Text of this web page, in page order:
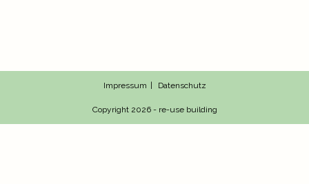
Impressum Datenschutz
Copyright 2026 - re-use building